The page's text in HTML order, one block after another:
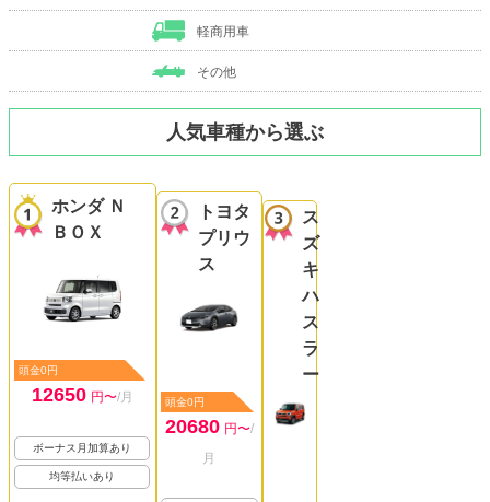
軽商用車
その他
人気車種から選ぶ
ホンダ Ｎ
ＢＯＸ
頭金0円
12650 円〜/月
ボーナス月加算あり
均等払いあり
トヨタ
プリウ
ス
頭金0円
20680 円〜/
月
ス
ズ
キ
ハ
ス
ラ
ー